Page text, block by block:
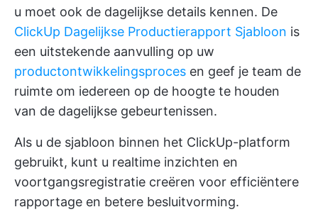
u moet ook de dagelijkse details kennen. De
ClickUp Dagelijkse Productierapport Sjabloon is
een uitstekende aanvulling op uw
productontwikkelingsproces en geef je team de
ruimte om iedereen op de hoogte te houden
van de dagelijkse gebeurtenissen.
Als u de sjabloon binnen het ClickUp-platform
gebruikt, kunt u realtime inzichten en
voortgangsregistratie creëren voor efficiëntere
rapportage en betere besluitvorming.